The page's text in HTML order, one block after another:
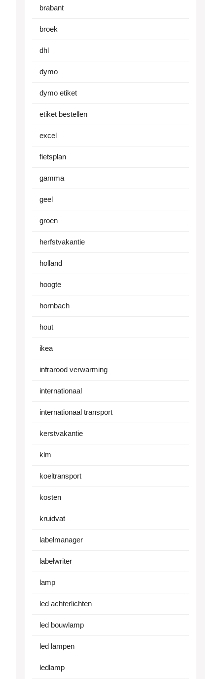
brabant
broek
dhl
dymo
dymo etiket
etiket bestellen
excel
fietsplan
gamma
geel
groen
herfstvakantie
holland
hoogte
hornbach
hout
ikea
infrarood verwarming
internationaal
internationaal transport
kerstvakantie
klm
koeltransport
kosten
kruidvat
labelmanager
labelwriter
lamp
led achterlichten
led bouwlamp
led lampen
ledlamp